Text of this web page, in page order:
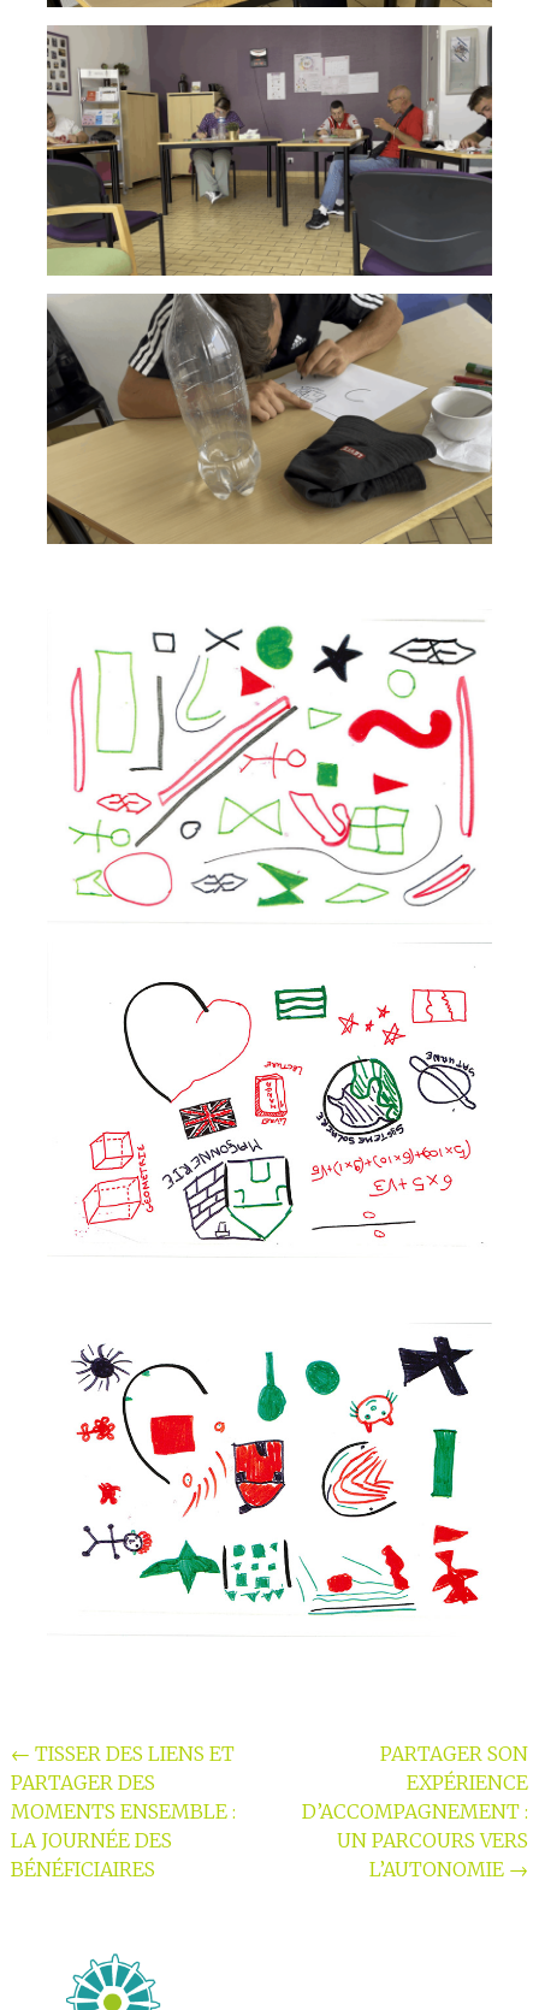
Navigation
de
l'article
← TISSER DES LIENS ET
PARTAGER DES
MOMENTS ENSEMBLE :
LA JOURNÉE DES
BÉNÉFICIAIRES
PARTAGER SON
EXPÉRIENCE
D’ACCOMPAGNEMENT :
UN PARCOURS VERS
L’AUTONOMIE →